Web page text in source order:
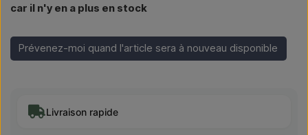
car il n'y en a plus en stock
Prévenez-moi quand l'article sera à nouveau disponible
Livraison rapide